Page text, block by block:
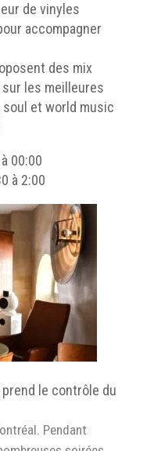
de vinyles
accompagner
des mix
les meilleures
soul et world music
00:00
à 2:00
le contrôle du
Pendant